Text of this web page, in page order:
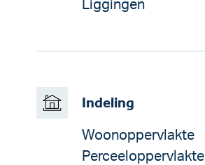
Liggingen
Indeling
Woonoppervlakte
Perceeloppervlakte